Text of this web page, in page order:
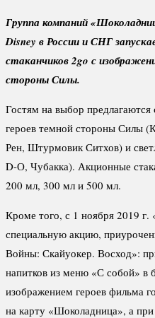
Группа компаний
Disney в России и СНГ
стаканчиков 2go с
стороны Силы.
Гостям на выбор
героев темной стороны Силы
Рен, Штурмовик Ситхов) и
D-О, Чубакка). Акционные
200 мл, 300 мл и 500 мл.
Кроме того, с 1 ноября 2019 г.
специальную акцию,
Войны: Скайуокер. Восход»:
напитков из меню «С собой» в
изображением героев фильма
на карту «Шоколадница», а